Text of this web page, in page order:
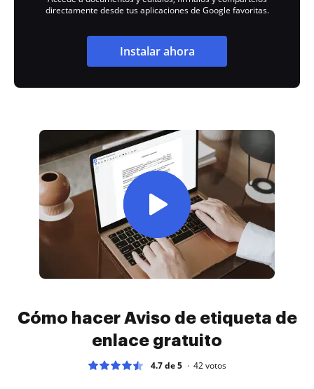
directamente desde tus aplicaciones de Google favoritas.
Instalar ahora
Cómo hacer Aviso de etiqueta de
enlace gratuito
4.7 de 5 42votos